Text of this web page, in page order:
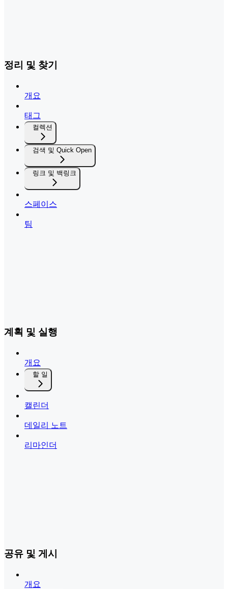
정리 및 찾기
개요
태그
컬렉션
검색 및 Quick Open
링크 및 백링크
스페이스
팀
계획 및 실행
개요
할 일
캘린더
데일리 노트
리마인더
공유 및 게시
개요